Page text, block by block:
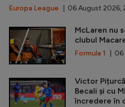
Europa League | 06 August 2026,
McLaren nu
clubul
Formula 1 | 06
Victor
Becali și cu
încredere în